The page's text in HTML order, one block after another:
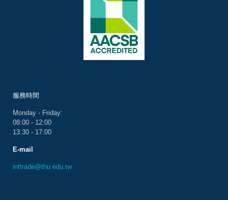
服務時間
Monday - Friday:
08:00 - 12:00
13:30 - 17:00
E-mail
inttrade@thu.edu.tw